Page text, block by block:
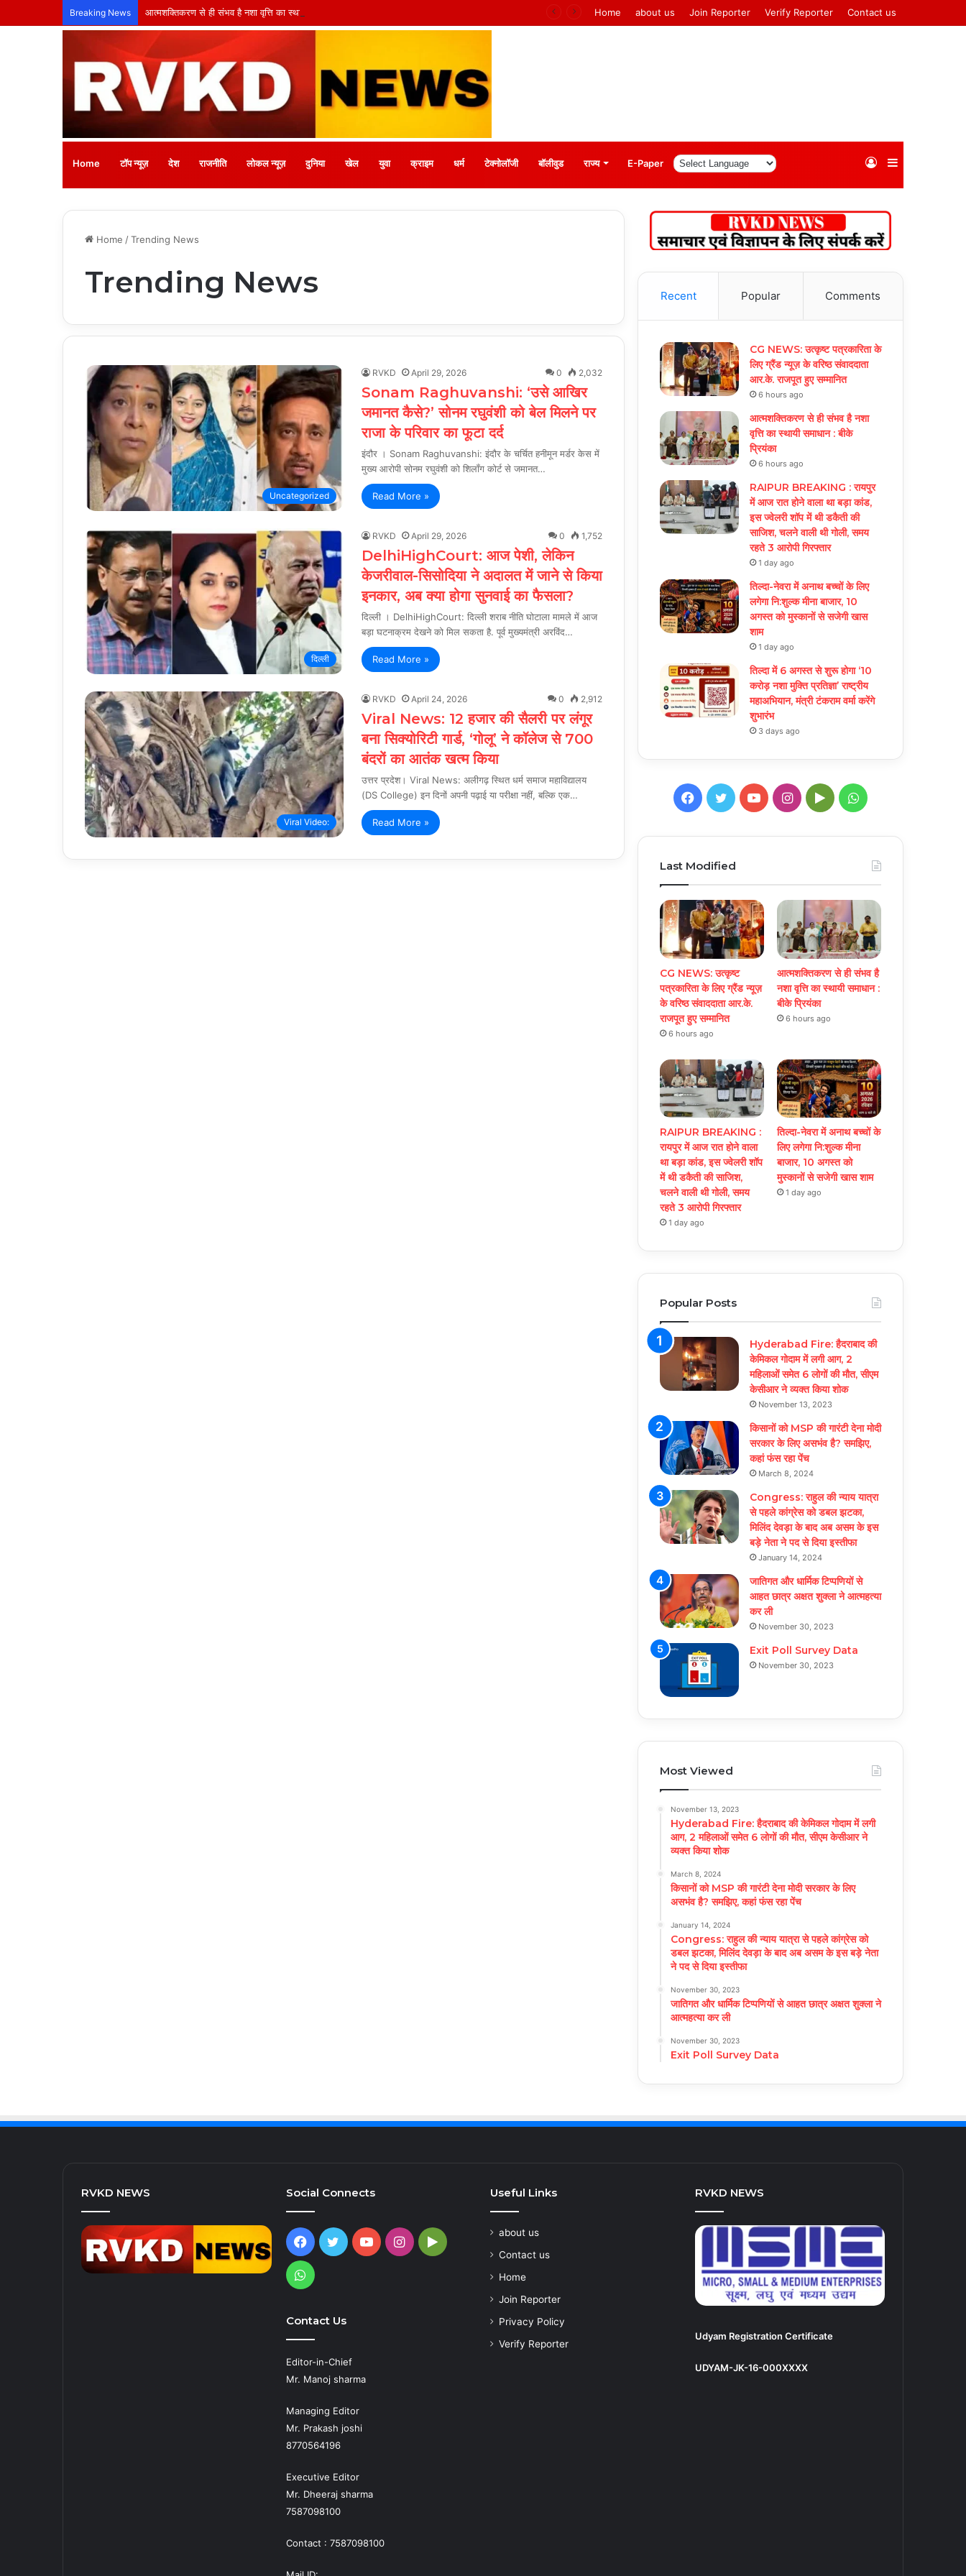
Breaking News आत्मशक्तिकरण से ही संभव है नशा वृत्ति का स्थायी समाधान : बीके प्रियंका Home about us Join Reporter Verify Reporter Contact us
Home टॉप न्यूज़ देश राजनीति लोकल न्यूज़ दुनिया खेल युवा क्राइम धर्म टेक्नोलॉजी बॉलीवुड राज्य E-Paper Sidebar
Log
Home /Trending News
Trending News
Uncategorized
RVKD April 29, 2026 0 2,032
Sonam Raghuvanshi: ‘उसे आखिर
जमानत कैसे?’ सोनम रघुवंशी को बेल मिलने पर
राजा के परिवार का फूटा दर्द
इंदौर । Sonam Raghuvanshi: इंदौर के चर्चित हनीमून मर्डर केस में
मुख्य आरोपी सोनम रघुवंशी को शिलॉंग कोर्ट से जमानत…
Read More »
दिल्ली
RVKD April 29, 2026 0 1,752
DelhiHighCourt: आज पेशी, लेकिन
केजरीवाल-सिसोदिया ने अदालत में जाने से किया
इनकार, अब क्या होगा सुनवाई का फैसला?
दिल्ली । DelhiHighCourt: दिल्ली शराब नीति घोटाला मामले में आज
बड़ा घटनाक्रम देखने को मिल सकता है. पूर्व मुख्यमंत्री अरविंद…
Read More »
Viral Video:
RVKD April 24, 2026 0 2,912
Viral News: 12 हजार की सैलरी पर लंगूर
बना सिक्योरिटी गार्ड, ‘गोलू’ ने कॉलेज से 700
बंदरों का आतंक खत्म किया
उत्तर प्रदेश। Viral News: अलीगढ़ स्थित धर्म समाज महाविद्यालय
(DS College) इन दिनों अपनी पढ़ाई या परीक्षा नहीं, बल्कि एक…
Read More »
Recent Popular Comments
CG NEWS: उत्कृष्ट पत्रकारिता के
लिए ग्रैंड न्यूज़ के वरिष्ठ संवाददाता
आर.के. राजपूत हुए सम्मानित
6 hours ago
आत्मशक्तिकरण से ही संभव है नशा
वृत्ति का स्थायी समाधान : बीके
प्रियंका
6 hours ago
RAIPUR BREAKING : रायपुर
में आज रात होने वाला था बड़ा कांड,
इस ज्वेलरी शॉप में थी डकैती की
साजिश, चलने वाली थी गोली, समय
रहते 3 आरोपी गिरफ्तार
1 day ago
तिल्दा-नेवरा में अनाथ बच्चों के लिए
लगेगा नि:शुल्क मीना बाजार, 10
अगस्त को मुस्कानों से सजेगी खास
शाम
1 day ago
तिल्दा में 6 अगस्त से शुरू होगा ‘10
करोड़ नशा मुक्ति प्रतिज्ञा’ राष्ट्रीय
महाअभियान, मंत्री टंकराम वर्मा करेंगे
शुभारंभ
3 days ago
Facebook
TwitterYouTubeInstagram
GoogleWhatsApp
Last Modified
CG NEWS: उत्कृष्ट
पत्रकारिता के लिए ग्रैंड न्यूज़
के वरिष्ठ संवाददाता आर.के.
राजपूत हुए सम्मानित
6 hours ago
आत्मशक्तिकरण से ही संभव है
नशा वृत्ति का स्थायी समाधान :
बीके प्रियंका
6 hours ago
RAIPUR BREAKING :
रायपुर में आज रात होने वाला
था बड़ा कांड, इस ज्वेलरी शॉप
में थी डकैती की साजिश,
चलने वाली थी गोली, समय
रहते 3 आरोपी गिरफ्तार
1 day ago
तिल्दा-नेवरा में अनाथ बच्चों के
लिए लगेगा नि:शुल्क मीना
बाजार, 10 अगस्त को
मुस्कानों से सजेगी खास शाम
1 day ago
Popular Posts
Hyderabad Fire: हैदराबाद की
केमिकल गोदाम में लगी आग, 2
महिलाओं समेत 6 लोगों की मौत, सीएम
केसीआर ने व्यक्त किया शोक
November 13, 2023
किसानों को MSP की गारंटी देना मोदी
सरकार के लिए असभंव है? समझिए,
कहां फंस रहा पेंच
March 8, 2024
Congress: राहुल की न्याय यात्रा
से पहले कांग्रेस को डबल झटका,
मिलिंद देवड़ा के बाद अब असम के इस
बड़े नेता ने पद से दिया इस्तीफा
January 14, 2024
जातिगत और धार्मिक टिप्पणियों से
आहत छात्र अक्षत शुक्ला ने आत्महत्या
कर ली
November 30, 2023
Exit Poll Survey Data
November 30, 2023
Most Viewed
November 13, 2023
Hyderabad Fire: हैदराबाद की केमिकल गोदाम में लगी
आग, 2 महिलाओं समेत 6 लोगों की मौत, सीएम केसीआर ने
व्यक्त किया शोक
March 8, 2024
किसानों को MSP की गारंटी देना मोदी सरकार के लिए
असभंव है? समझिए, कहां फंस रहा पेंच
January 14, 2024
Congress: राहुल की न्याय यात्रा से पहले कांग्रेस को
डबल झटका, मिलिंद देवड़ा के बाद अब असम के इस बड़े नेता
ने पद से दिया इस्तीफा
November 30, 2023
जातिगत और धार्मिक टिप्पणियों से आहत छात्र अक्षत शुक्ला ने
आत्महत्या कर ली
November 30, 2023
Exit Poll Survey Data
RVKD NEWS Social Connects
Facebook
TwitterYouTubeInstagram
Google
WhatsApp
Contact Us
Editor-in-Chief
Mr. Manoj sharma
Managing Editor
Mr. Prakash joshi
8770564196
Executive Editor
Mr. Dheeraj sharma
7587098100
Contact : 7587098100
Useful Links
about us
Contact us
Home
Join Reporter
Privacy Policy
Verify Reporter
RVKD NEWS
Udyam Registration Certificate
UDYAM-JK-16-000XXXX